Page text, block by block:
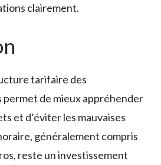
clairement.
tarifaire des
de mieux appréhender
et d’éviter les mauvaises
généralement compris
reste un investissement